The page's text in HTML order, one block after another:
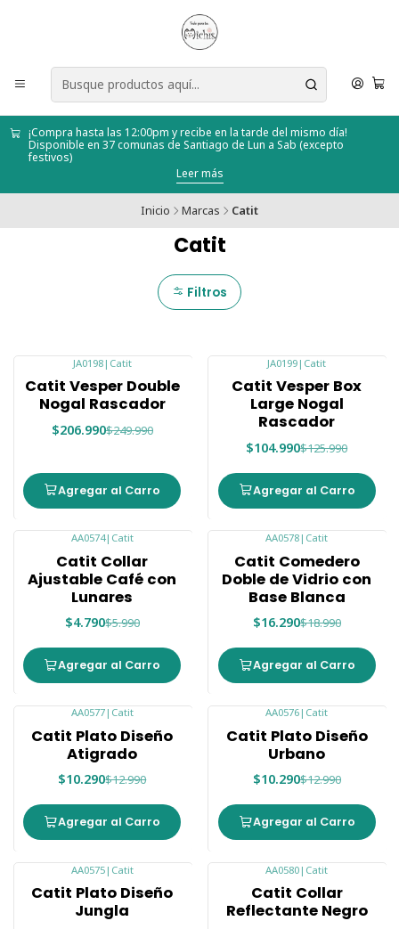
¡Compra hasta las 12:00pm y recibe en la tarde del mismo día!
Disponible en 37 comunas de Santiago de Lun a Sab (excepto
festivos)
Leer más
Inicio Marcas Catit
Catit
Filtros
Nuevo
JA0198| Catit
Catit Vesper Double
Nogal Rascador
$206.990$249.990
Agregar al Carro
Nuevo
JA0199 | Catit
Catit Vesper Box
Large Nogal
Rascador
$104.990$125.990
Agregar al Carro
Nuevo
AA0574| Catit
Catit Collar
Ajustable Café con
Lunares
$4.790$5.990
Agregar al Carro
Nuevo
AA0578 | Catit
Catit Comedero
Doble de Vidrio con
Base Blanca
$16.290$18.990
Agregar al Carro
Nuevo
AA0577| Catit
Catit Plato Diseño
Atigrado
$10.290$12.990
Agregar al Carro
Nuevo
AA0576 | Catit
Catit Plato Diseño
Urbano
$10.290$12.990
Agregar al Carro
Nuevo
AA0575| Catit
Catit Plato Diseño
Jungla
Nuevo
AA0580 | Catit
Catit Collar
Reflectante Negro